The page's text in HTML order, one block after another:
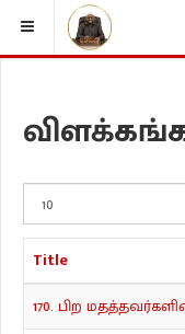
Display
#
Title
170. பிற